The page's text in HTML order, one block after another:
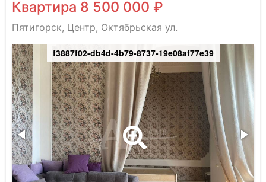
Квартира 8 500 000 ₽
Пятигорск, Центр, Октябрьская ул.
f3887f02-db4d-4b79-8737-19e08af77e39